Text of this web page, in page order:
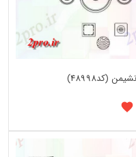
(کد48998)